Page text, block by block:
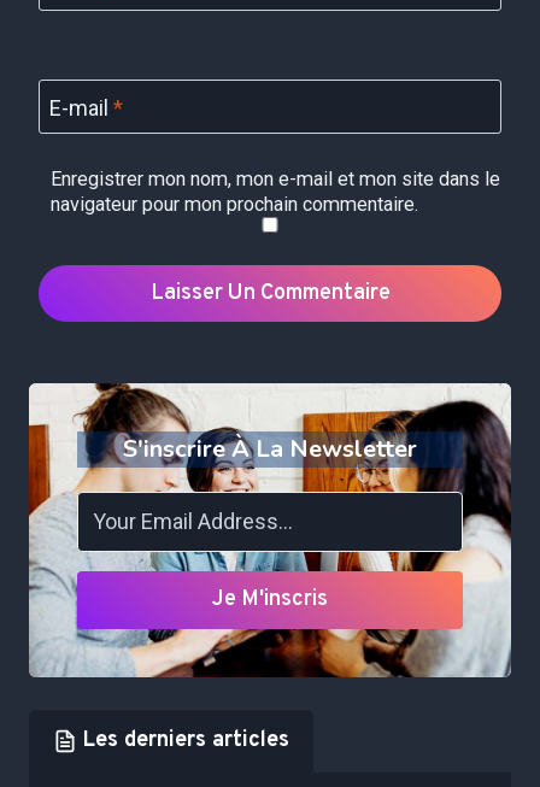
E-mail *
Enregistrer mon nom, mon e-mail et mon site dans le
navigateur pour mon prochain commentaire.
S'inscrire À La Newsletter
Je M'inscris
Les derniers articles